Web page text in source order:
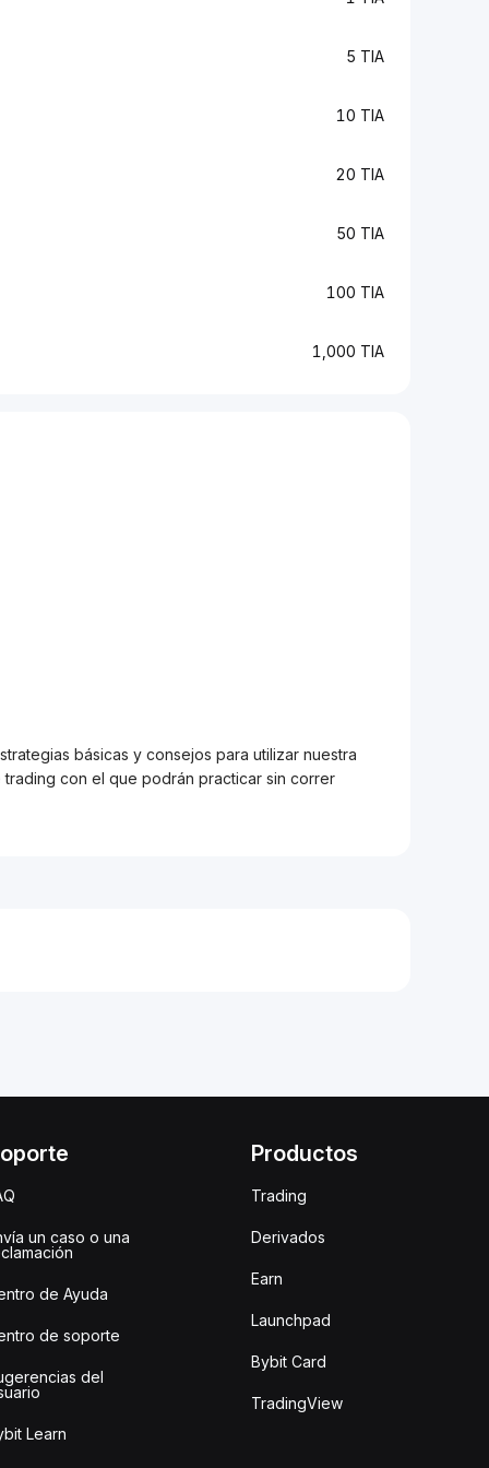
5 TIA
10 TIA
20 TIA
50 TIA
100 TIA
1,000 TIA
básicas y consejos para utilizar nuestra
con el que podrán practicar sin correr
un caso o una
de Ayuda
de soporte
del
Learn
Productos
Trading
Derivados
Earn
Launchpad
Bybit Card
TradingView